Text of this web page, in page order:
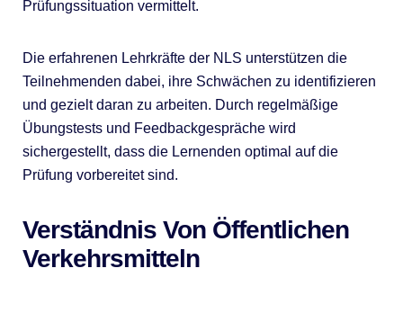
Prüfungssituation vermittelt.
Die erfahrenen Lehrkräfte der NLS unterstützen die
Teilnehmenden dabei, ihre Schwächen zu identifizieren
und gezielt daran zu arbeiten. Durch regelmäßige
Übungstests und Feedbackgespräche wird
sichergestellt, dass die Lernenden optimal auf die
Prüfung vorbereitet sind.
Verständnis Von Öffentlichen
Verkehrsmitteln